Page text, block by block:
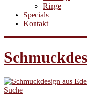
Ringe
Specials
Kontakt
Suche